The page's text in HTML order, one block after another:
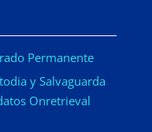
Permanente
y Salvaguarda
Onretrieval